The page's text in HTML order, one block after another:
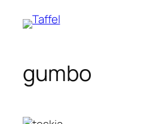
Hoppa
gumbo